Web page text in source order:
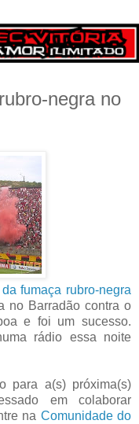
negra no
fumaça rubro-negra
no Barradão contra o
e foi um sucesso.
rádio essa noite
para a(s) próxima(s)
em colaborar
na Comunidade do